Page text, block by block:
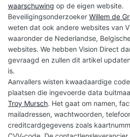
waarschuwing op de eigen website.
Beveiligingsonderzoeker Willem de
weten dat ook andere websites van
waaronder de Nederlandse,
websites. We hebben Vision Direct
gevraagd en zullen dit artikel
is.
Aanvallers wisten kwaadaardige
plaatsen die ingevoerde data
Troy Mursch. Het gaat om namen,
mailadressen, wachtwoorden,
creditcardgegevens zoals